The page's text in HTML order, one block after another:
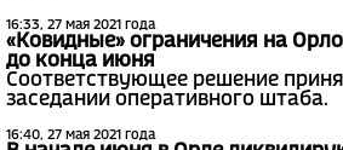
16:33, 27 мая 2021 года
«Ковидные» ограничения на
до конца июня
Соответствующее решение
заседании оперативного штаба.
16:40, 27 мая 2021 года